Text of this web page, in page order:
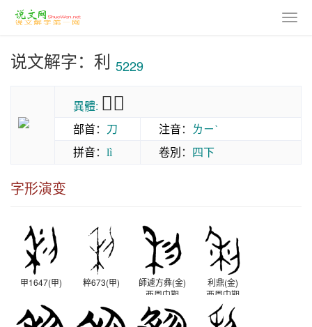
说文解字：利 5229
異體: 𥝤𥝢
部首： 刀 注音： ㄌㄧˋ
拼音： lì 卷別： 四下
字形演变
甲1647(甲) 粹673(甲)
師遽方彝(金)
西周中期
利鼎(金)
西周中期